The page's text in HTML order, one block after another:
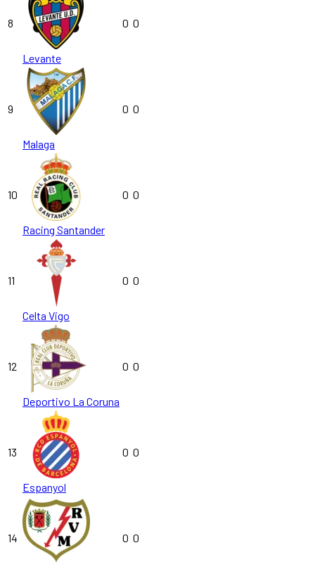
8
Levante
0 0
9
Malaga
0 0
10
Racing Santander
0 0
11
Celta Vigo
0 0
12
Deportivo La Coruna
0 0
13
Espanyol
0 0
14 0 0